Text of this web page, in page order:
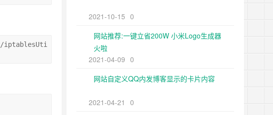
iptablesUti
2021-10-15 0
网站推荐:一键立省200W 小米Logo生成器
火啦
2021-04-09 0
网站自定义QQ内发博客显示的卡片内容
2021-04-21
0